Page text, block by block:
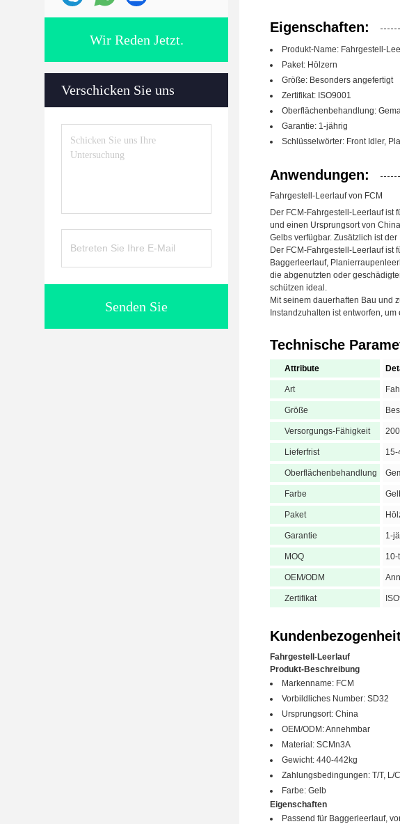
Wir Reden Jetzt.
Verschicken Sie uns
Senden Sie
Eigenschaften:
Produkt-Name: Fahrgestell-
Paket: Hölzern
Größe: Besonders angefertigt
Zertifikat: ISO9001
Oberflächenbehandlung:
Garantie: 1-jährig
Schlüsselwörter: Front Idler,
Anwendungen:
Fahrgestell-Leerlauf von FCM
Der FCM-Fahrgestell-Leerlauf ist
und einen Ursprungsort von
Gelbs verfügbar. Zusätzlich ist
Der FCM-Fahrgestell-Leerlauf ist
Baggerleerlauf,
die abgenutzten oder
schützen ideal.
Mit seinem dauerhaften Bau und
Instandzuhalten ist entworfen,
Technische
Attribute
Art
Größe
Versorgungs-Fähigkeit
Lieferfrist 15-
Oberflächenbehandlung
Farbe
Paket
Garantie 1-
MOQ 10-
OEM/ODM
Zertifikat
Fahrgestell-Leerlauf
Produkt-Beschreibung
Markenname: FCM
Vorbildliches Number: SD32
Ursprungsort: China
OEM/ODM: Annehmbar
Material: SCMn3A
Gewicht: 440-442kg
Zahlungsbedingungen: T/T, L/
Farbe: Gelb
Eigenschaften
Passend für Baggerleerlauf,